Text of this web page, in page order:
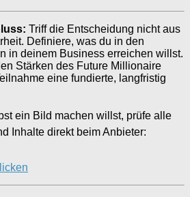
Triff die Entscheidung nicht aus
Definiere, was du in den
in deinem Business erreichen willst.
Stärken des Future Millionaire
eine fundierte, langfristig
ein Bild machen willst, prüfe alle
Inhalte direkt beim Anbieter: